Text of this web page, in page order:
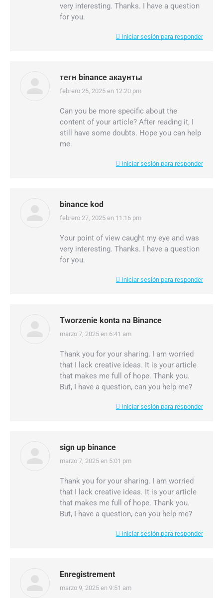
very interesting. Thanks. I have a question
for you.
Iniciar sesión para responder
тегн binance акаунты
dice:
febrero 25, 2025 en 12:20 pm
Can you be more specific about the
content of your article? After reading it, I
still have some doubts. Hope you can help
me.
Iniciar sesión para responder
binance kod
dice:
febrero 27, 2025 en 11:16 pm
Your point of view caught my eye and was
very interesting. Thanks. I have a question
for you.
Iniciar sesión para responder
Tworzenie konta na Binance
dice:
marzo 7, 2025 en 6:41 am
Thank you for your sharing. I am worried
that I lack creative ideas. It is your article
that makes me full of hope. Thank you.
But, I have a question, can you help me?
Iniciar sesión para responder
sign up binance
dice:
marzo 7, 2025 en 5:01 pm
Thank you for your sharing. I am worried
that I lack creative ideas. It is your article
that makes me full of hope. Thank you.
But, I have a question, can you help me?
Iniciar sesión para responder
Enregistrement
dice:
marzo 9, 2025 en 9:51 am